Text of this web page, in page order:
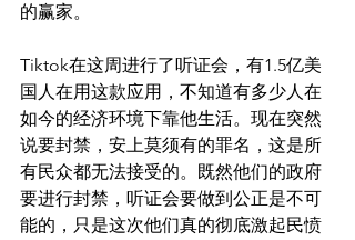
的赢家。
Tiktok在这周进行了听证会，有1.5亿美
国人在用这款应用，不知道有多少人在
如今的经济环境下靠他生活。现在突然
说要封禁，安上莫须有的罪名，这是所
有民众都无法接受的。既然他们的政府
要进行封禁，听证会要做到公正是不可
能的，只是这次他们真的彻底激起民愤